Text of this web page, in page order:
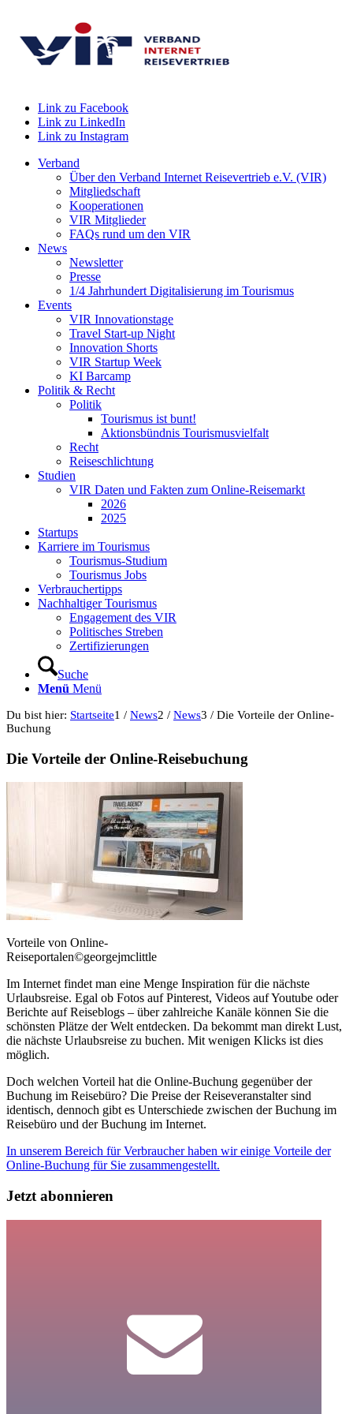
Link zu Facebook
Link zu LinkedIn
Link zu Instagram
Verband
Über den Verband Internet Reisevertrieb e.V. (VIR)
Mitgliedschaft
Kooperationen
VIR Mitglieder
FAQs rund um den VIR
News
Newsletter
Presse
1/4 Jahrhundert Digitalisierung im Tourismus
Events
VIR Innovationstage
Travel Start-up Night
Innovation Shorts
VIR Startup Week
KI Barcamp
Politik & Recht
Politik
Tourismus ist bunt!
Aktionsbündnis Tourismusvielfalt
Recht
Reiseschlichtung
Studien
VIR Daten und Fakten zum Online-Reisemarkt
2026
2025
Startups
Karriere im Tourismus
Tourismus-Studium
Tourismus Jobs
Verbrauchertipps
Nachhaltiger Tourismus
Engagement des VIR
Politisches Streben
Zertifizierungen
Suche
Menü Menü
Du bist hier: Startseite1 / News2 / News3 / Die Vorteile der Online-
Buchung
Die Vorteile der Online-Reisebuchung
Vorteile von Online-
Reiseportalen©georgejmclittle
Im Internet findet man eine Menge Inspiration für die nächste
Urlaubsreise. Egal ob Fotos auf Pinterest, Videos auf Youtube oder
Berichte auf Reiseblogs – über zahlreiche Kanäle können Sie die
schönsten Plätze der Welt entdecken. Da bekommt man direkt Lust,
die nächste Urlaubsreise zu buchen. Mit wenigen Klicks ist dies
möglich.
Doch welchen Vorteil hat die Online-Buchung gegenüber der
Buchung im Reisebüro? Die Preise der Reiseveranstalter sind
identisch, dennoch gibt es Unterschiede zwischen der Buchung im
Reisebüro und der Buchung im Internet.
In unserem Bereich für Verbraucher haben wir einige Vorteile der
Online-Buchung für Sie zusammengestellt.
Jetzt abonnieren